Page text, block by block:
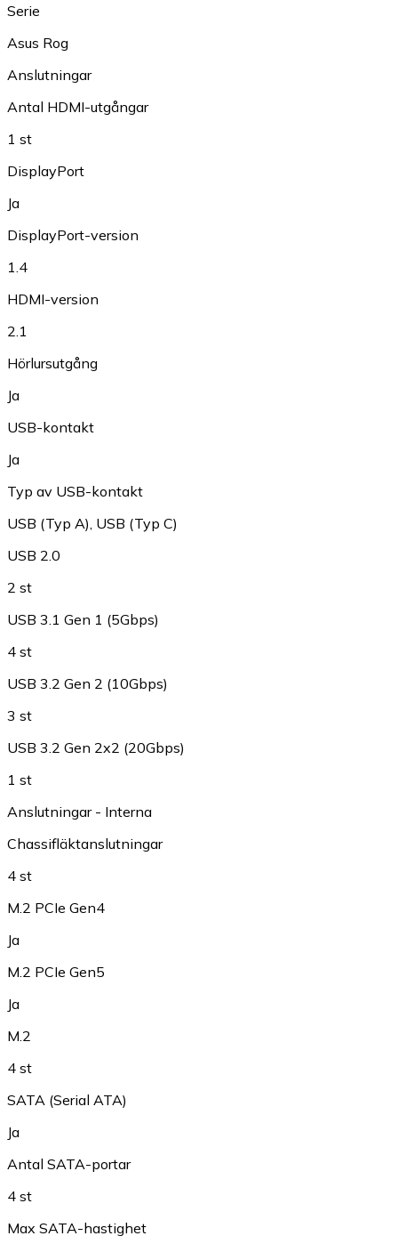
Serie
Asus Rog
Anslutningar
Antal HDMI-utgångar
1 st
DisplayPort
Ja
DisplayPort-version
1.4
HDMI-version
2.1
Hörlursutgång
Ja
USB-kontakt
Ja
Typ av USB-kontakt
USB (Typ A) USB (Typ C)
USB 2.0
2 st
USB 3.1 Gen 1 (5Gbps)
4 st
USB 3.2 Gen 2 (10Gbps)
3 st
USB 3.2 Gen 2x2 (20Gbps)
1 st
Anslutningar - Interna
Chassifläktanslutningar
4 st
M.2 PCIe Gen4
Ja
M.2 PCIe Gen5
Ja
M.2
4 st
SATA (Serial ATA)
Ja
Antal SATA-portar
4 st
Max SATA-hastighet